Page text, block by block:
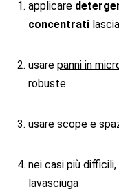
applicare
concentrati
usare panni in
robuste
usare scope e
nei casi più
lavasciuga